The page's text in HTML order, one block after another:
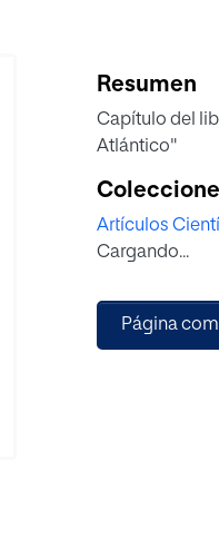
Resumen
Capítulo del
Atlántico"
Artículos
Cargando...
Página